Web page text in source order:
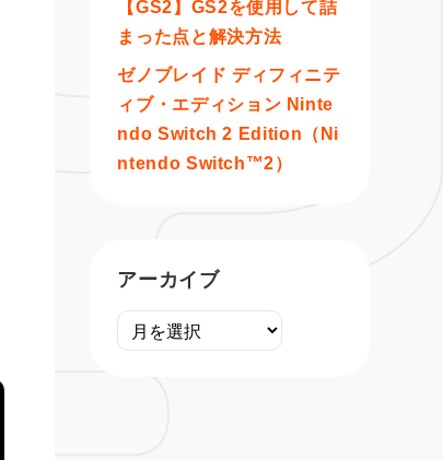
【GS2】GS2を使用して詰
まった点と解決方法
ゼノブレイド ディフィニテ
ィブ・エディション Ninte
ndo Switch 2 Edition（Ni
ntendo Switch™2）
アーカイブ